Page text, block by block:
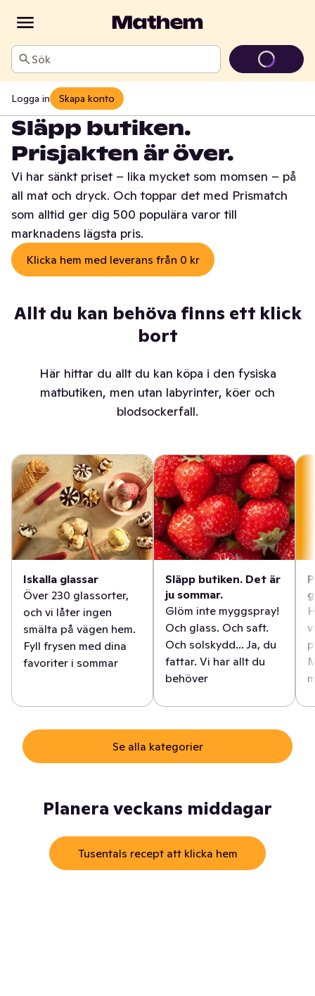
Sök
Logga in Skapa konto
Släpp butiken.
Prisjakten är över.
Vi har sänkt priset – lika mycket som momsen – på
all mat och dryck. Och toppar det med Prismatch
som alltid ger dig 500 populära varor till
marknadens lägsta pris.
Klicka hem med leverans från 0 kr
Allt du kan behöva finns ett klick
bort
Här hittar du allt du kan köpa i den fysiska
matbutiken, men utan labyrinter, köer och
blodsockerfall.
Iskalla glassar
Över 230 glassorter,
och vi låter ingen
smälta på vägen hem.
Fyll frysen med dina
favoriter i sommar
Släpp butiken. Det är
ju sommar.
Glöm inte myggspray!
Och glass. Och saft.
Och solskydd... Ja, du
fattar. Vi har allt du
behöver
Se alla kategorier
Planera veckans middagar
Tusentals recept att klicka hem